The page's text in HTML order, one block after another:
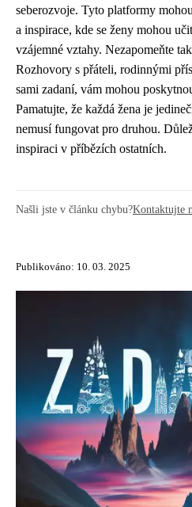
seberozvoje. Tyto platformy
a inspirace, kde se ženy mohou
vzájemné vztahy. Nezapomeňte
Rozhovory s přáteli, rodinnými
sami zadaní, vám mohou
Pamatujte, že každá žena je
nemusí fungovat pro druhou.
inspiraci v příbězích ostatních.
Našli jste v článku chybu?Kontaktujte
Publikováno: 10. 03. 2025